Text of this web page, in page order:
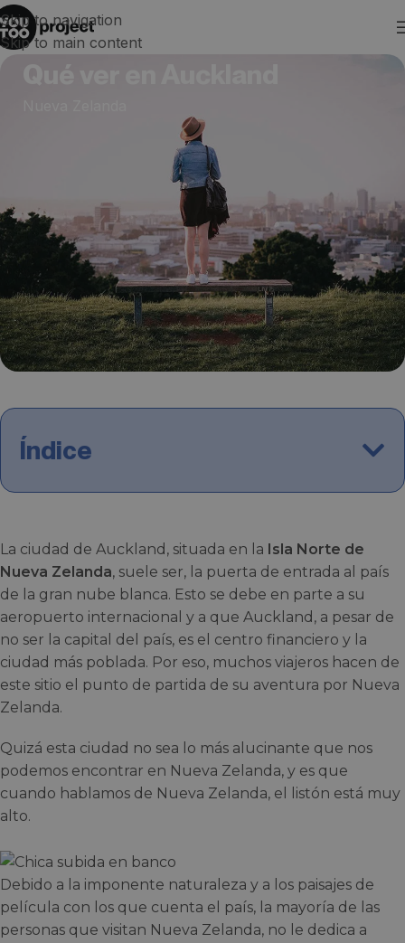
Skip to navigation
Skip to main content
Índice
La ciudad de Auckland, situada en la Isla Norte de
Nueva Zelanda, suele ser, la puerta de entrada al país
de la gran nube blanca. Esto se debe en parte a su
aeropuerto internacional y a que Auckland, a pesar de
no ser la capital del país, es el centro financiero y la
ciudad más poblada. Por eso, muchos viajeros hacen de
este sitio el punto de partida de su aventura por Nueva
Zelanda.
Quizá esta ciudad no sea lo más alucinante que nos
podemos encontrar en Nueva Zelanda, y es que
cuando hablamos de Nueva Zelanda, el listón está muy
alto.
Debido a la imponente naturaleza y a los paisajes de
película con los que cuenta el país, la mayoría de las
personas que visitan Nueva Zelanda, no le dedica a